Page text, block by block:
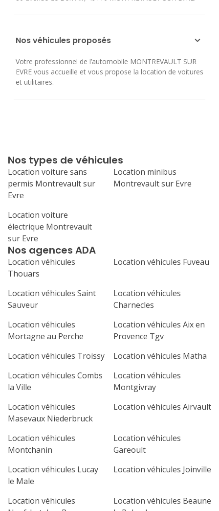
Nos véhicules proposés
Votre professionnel de l’automobile MONTREVAULT SUR
EVRE vous accueille et vous propose la location de voitures
et utilitaires.
Nos agences ADA
Location véhicules
Thouars
Location véhicules Fuveau
Location véhicules Saint
Sauveur
Location véhicules
Charnecles
Location véhicules
Mortagne au Perche
Location véhicules Aix en
Provence Tgv
Location véhicules Troissy
Location véhicules Matha
Location véhicules Combs
la Ville
Location véhicules
Montgivray
Location véhicules
Masevaux Niederbruck
Location véhicules Airvault
Location véhicules
Montchanin
Location véhicules
Gareoult
Location véhicules Lucay
le Male
Location véhicules Joinville
Location véhicules
Location véhicules Beaune
Nos types de véhicules
Location voiture sans
permis Montrevault sur
Evre
Location minibus
Montrevault sur Evre
Location voiture
électrique Montrevault
sur Evre